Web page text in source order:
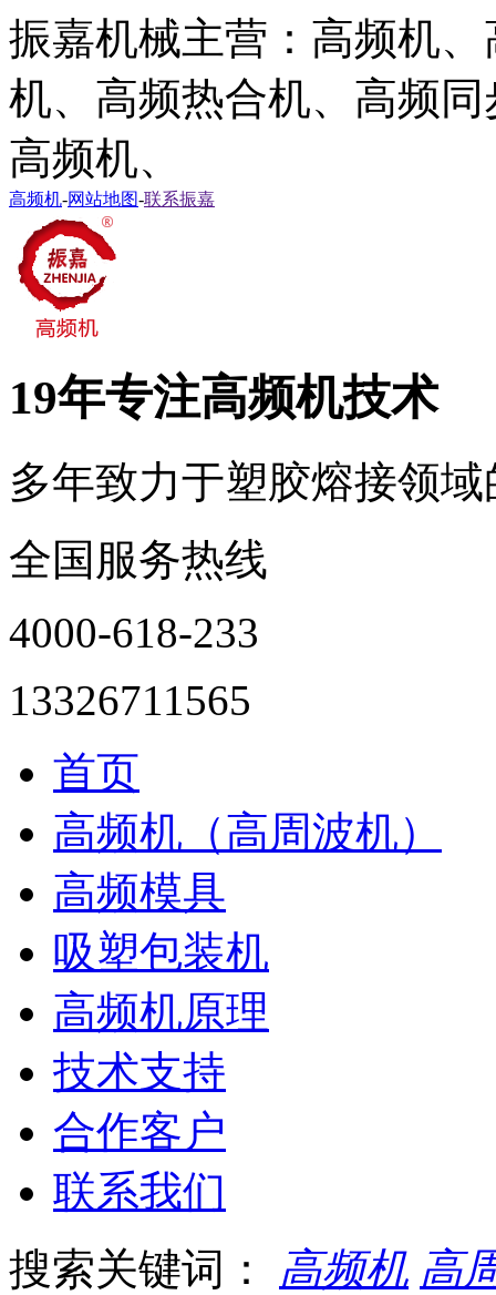
振嘉机械主营：高频机
机、高频热合机、高频
高频机、
高频机-网站地图-联系振嘉
19年专注高频机技术
多年致力于塑胶熔接领
全国服务热线
4000-618-233
13326711565
首页
高频机（高周波机）
高频模具
吸塑包装机
高频机原理
技术支持
合作客户
联系我们
搜索关键词： 高频机 高